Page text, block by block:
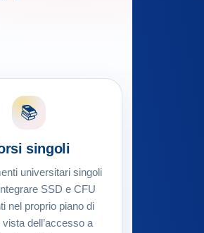
📚
singoli
universitari singoli
SSD e CFU
nel proprio piano di
dell’accesso a